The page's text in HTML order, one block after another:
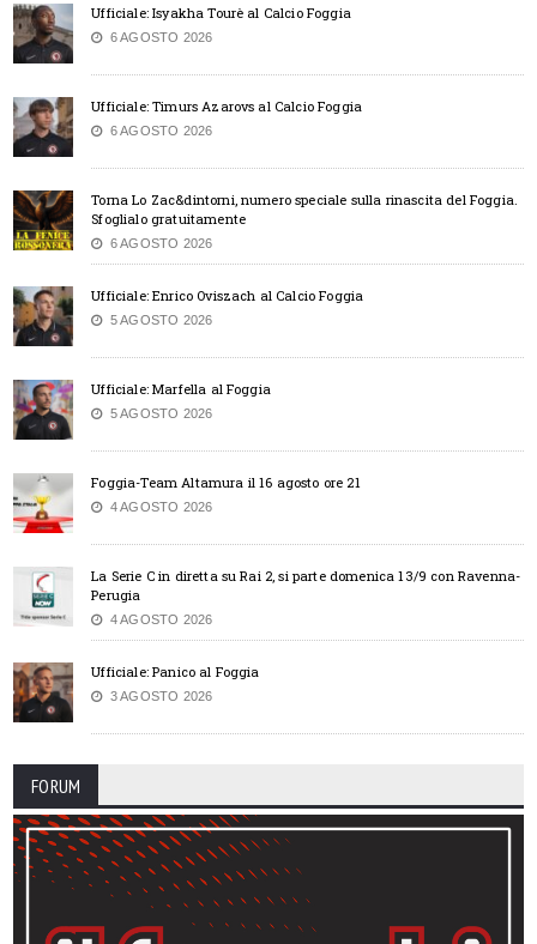
Ufficiale: Isyakha Tourè al Calcio Foggia
6 AGOSTO 2026
Ufficiale: Timurs Azarovs al Calcio Foggia
6 AGOSTO 2026
Torna Lo Zac&dintorni, numero speciale sulla rinascita del Foggia.
Sfoglialo gratuitamente
6 AGOSTO 2026
Ufficiale: Enrico Oviszach al Calcio Foggia
5 AGOSTO 2026
Ufficiale: Marfella al Foggia
5 AGOSTO 2026
Foggia-Team Altamura il 16 agosto ore 21
4 AGOSTO 2026
La Serie C in diretta su Rai 2, si parte domenica 13/9 con Ravenna-
Perugia
4 AGOSTO 2026
Ufficiale: Panico al Foggia
3 AGOSTO 2026
FORUM